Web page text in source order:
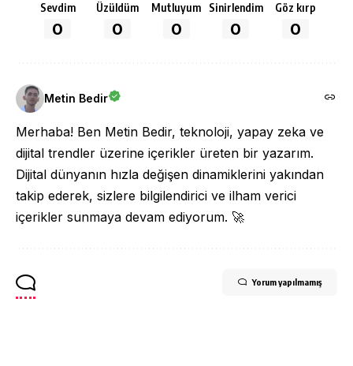
Sevdim
0
Üzüldüm
0
Mutluyum
0
Sinirlendim
0
Göz kırp
0
Metin Bedir
Merhaba! Ben Metin Bedir, teknoloji, yapay zeka ve
dijital trendler üzerine içerikler üreten bir yazarım.
Dijital dünyanın hızla değişen dinamiklerini yakından
takip ederek, sizlere bilgilendirici ve ilham verici
içerikler sunmaya devam ediyorum. 🚀
Yorum yapılmamış